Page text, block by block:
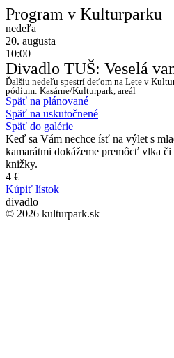
Program v Kulturparku
nedeľa
20. augusta
10:00
Divadlo TUŠ: Veselá
Ďalšiu nedeľu spestrí deťom na Lete v
pódium: Kasárne/Kulturpark, areál
Späť na plánované
Späť na uskutočnené
Späť do galérie
Keď sa Vám nechce ísť na výlet s
kamarátmi dokážeme premôcť vlka
knižky.
4 €
Kúpiť lístok
divadlo
© 2026 kulturpark.sk